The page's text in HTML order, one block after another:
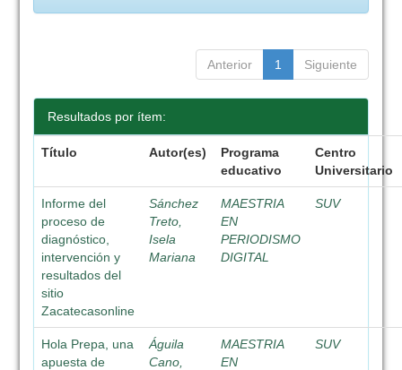
Anterior 1 Siguiente
Resultados por ítem:
Título Autor(es)
Programa
educativo
Centro
Universitario
Informe del
proceso de
diagnóstico,
intervención y
resultados del
sitio
Zacatecasonline
Sánchez
Treto,
Isela
Mariana
MAESTRIA
EN
PERIODISMO
DIGITAL
SUV
Hola Prepa, una
apuesta de
Águila
Cano,
MAESTRIA
EN
SUV